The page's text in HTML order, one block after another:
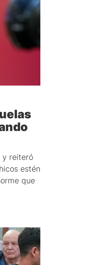
y reiteró
estén
que